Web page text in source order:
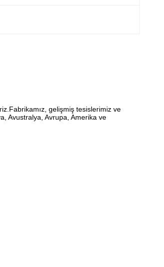
gelişmiş tesislerimiz ve
Avustralya, Avrupa, Amerika ve